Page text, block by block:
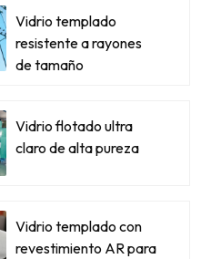
Vidrio templado
resistente a rayones
de tamaño
Vidrio flotado ultra
claro de alta pureza
Vidrio templado con
revestimiento AR para